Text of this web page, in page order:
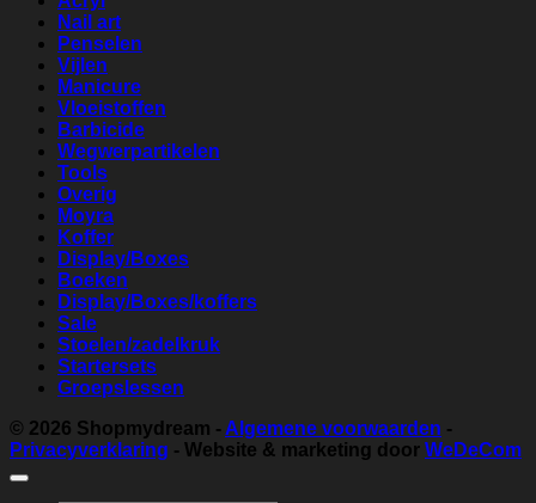
Nail art
Penselen
Vijlen
Manicure
Vloeistoffen
Barbicide
Wegwerpartikelen
Tools
Overig
Moyra
Koffer
Display/Boxes
Boeken
Display/Boxes/koffers
Sale
Stoelen/zadelkruk
Startersets
Groepslessen
© 2026 Shopmydream - Algemene voorwaarden -
Privacyverklaring - Website & marketing door WeDeCom